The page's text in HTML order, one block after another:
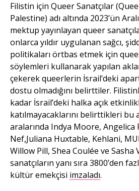
Filistin için Queer Sanatçılar
Palestine) adı altında 2023’ün
mektup yayınlayan queer
onlarca yıldır uygulanan sağcı,
politikaları örtbas etmek için
söylemleri kullanarak yapılan
çekerek queerlerin İsrail’deki
dostu olmadığını belirttiler.
kadar İsrail’deki halka açık
katılmayacaklarını belirttikleri bu
aralarında Indya Moore, Angelica
Nef,Juliana Huxtable, Kehlani,
Willow Pill, Shea Coulée ve Sasha
sanatçıların yanı sıra 3800’den
kültür emekçisi imzaladı.